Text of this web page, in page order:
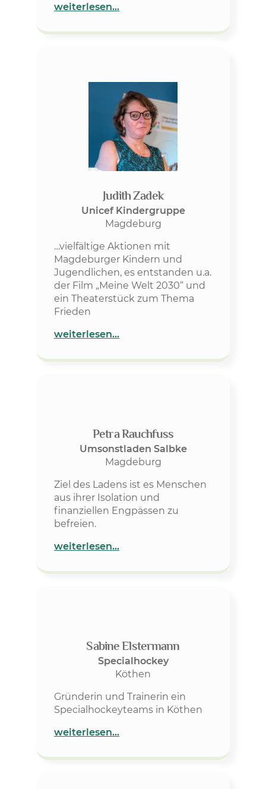
weiterlesen…
Judith Zadek
Unicef Kindergruppe
Magdeburg
…vielfältige Aktionen mit
Magdeburger Kindern und
Jugendlichen, es entstanden u.a.
der Film „Meine Welt 2030“ und
ein Theaterstück zum Thema
Frieden
weiterlesen…
Petra Rauchfuss
Umsonstladen Salbke
Magdeburg
Ziel des Ladens ist es Menschen
aus ihrer Isolation und
finanziellen Engpässen zu
befreien.
weiterlesen…
Sabine Elstermann
Specialhockey
Köthen
Gründerin und Trainerin ein
Specialhockeyteams in Köthen
weiterlesen…